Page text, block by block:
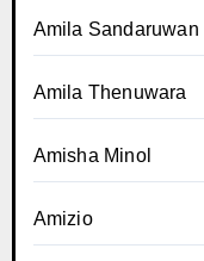
Amila Sandaruwan
Amila Thenuwara
Amisha Minol
Amizio